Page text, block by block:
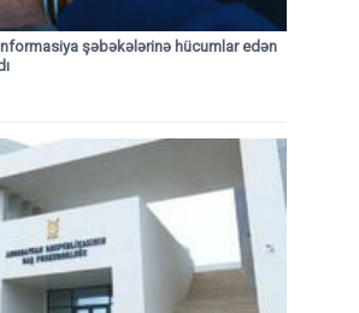
şəbəkələrinə hücumlar edən